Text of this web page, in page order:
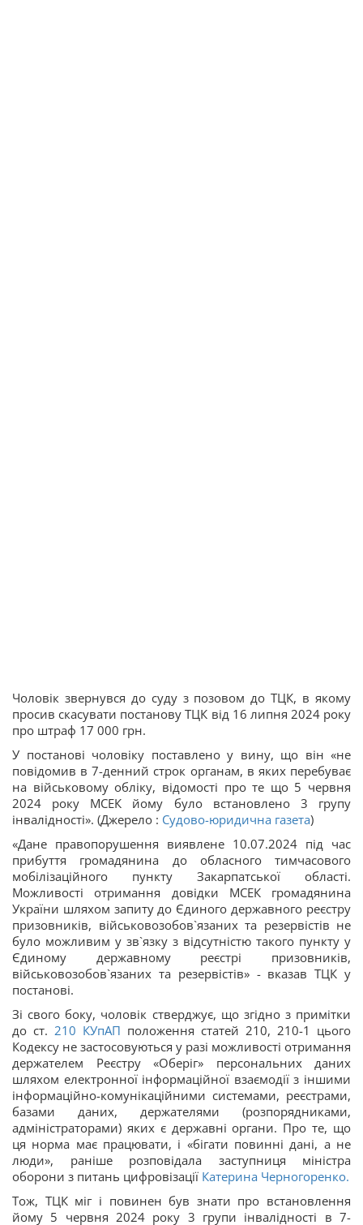
Чоловік звернувся до суду з позовом до ТЦК, в якому
просив скасувати постанову ТЦК від 16 липня 2024 року
про штраф 17 000 грн.
У постанові чоловіку поставлено у вину, що він «не
повідомив в 7-денний строк органам, в яких перебуває
на військовому обліку, відомості про те що 5 червня
2024 року МСЕК йому було встановлено 3 групу
інвалідності». (Джерело : Судово-юридична газета)
«Дане правопорушення виявлене 10.07.2024 під час
прибуття громадянина до обласного тимчасового
мобілізаційного пункту Закарпатської області.
Можливості отримання довідки МСЕК громадянина
України шляхом запиту до Єдиного державного реєстру
призовників, військовозобов`язаних та резервістів не
було можливим у зв`язку з відсутністю такого пункту у
Єдиному державному реєстрі призовників,
військовозобов`язаних та резервістів» - вказав ТЦК у
постанові.
Зі свого боку, чоловік стверджує, що згідно з примітки
до ст. 210 КУпАП положення статей 210, 210-1 цього
Кодексу не застосовуються у разі можливості отримання
держателем Реєстру «Оберіг» персональних даних
шляхом електронної інформаційної взаємодії з іншими
інформаційно-комунікаційними системами, реєстрами,
базами даних, держателями (розпорядниками,
адміністраторами) яких є державні органи. Про те, що
ця норма має працювати, і «бігати повинні дані, а не
люди», раніше розповідала заступниця міністра
оборони з питань цифровізації Катерина Черногоренко.
Тож, ТЦК міг і повинен був знати про встановлення
йому 5 червня 2024 року 3 групи інвалідності в 7-